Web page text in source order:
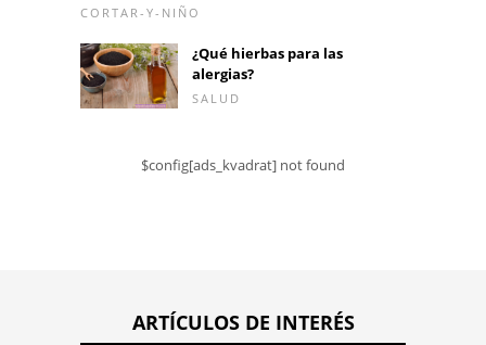
CORTAR-Y-NIÑO
¿Qué hierbas para las
alergias?
SALUD
$config[ads_kvadrat] not found
ARTÍCULOS DE INTERÉS